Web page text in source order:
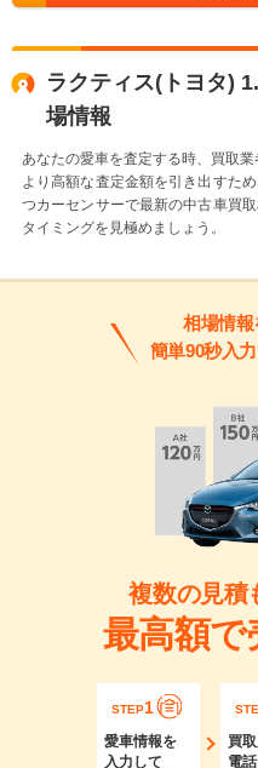
ラクティス(トヨタ)
場情報
あなたの愛車を査定する時、買取
より高額な査定金額を引き出すた
つカーセンサーで最新の中古車買
タイミングを見極めましょう。
相場情報
簡単90秒入
複数の見積
最高額
STEP1
愛車情報を
入力して
買
電